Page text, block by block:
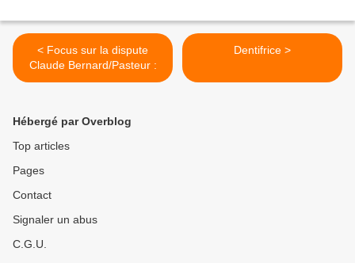
< Focus sur la dispute
Claude Bernard/Pasteur :
Dentifrice >
Hébergé par Overblog
Top articles
Pages
Contact
Signaler un abus
C.G.U.